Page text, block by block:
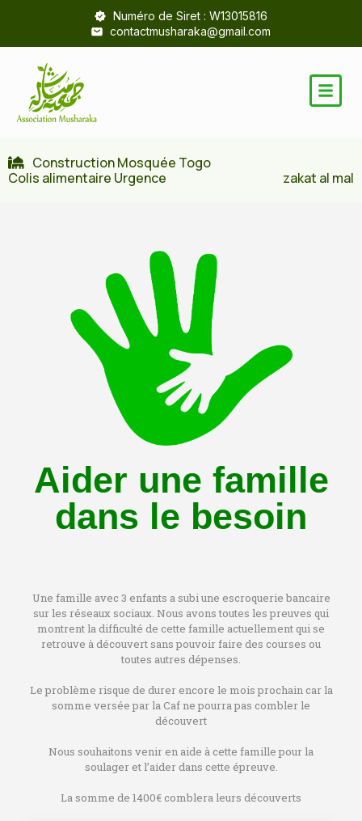
Numéro de Siret : W13015816
contactmusharaka@gmail.com
Construction Mosquée Togo
Colis alimentaire Urgence
zakat al mal
Aider une famille
dans le besoin
Une famille avec 3 enfants a subi une escroquerie bancaire
sur les réseaux sociaux. Nous avons toutes les preuves qui
montrent la difficulté de cette famille actuellement qui se
retrouve à découvert sans pouvoir faire des courses ou
toutes autres dépenses.
Le problème risque de durer encore le mois prochain car la
somme versée par la Caf ne pourra pas combler le
découvert
Nous souhaitons venir en aide à cette famille pour la
soulager et l’aider dans cette épreuve.
La somme de 1400€ comblera leurs découverts